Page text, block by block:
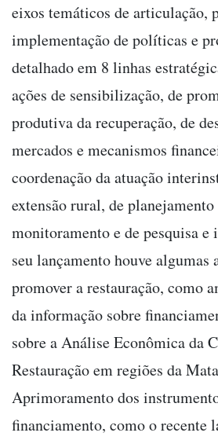
eixos temáticos de articulação,
implementação de políticas e
detalhado em 8 linhas
ações de sensibilização, de
produtiva da recuperação, de
mercados e mecanismos
coordenação da atuação
extensão rural, de
monitoramento e de pesquisa e
seu lançamento houve algumas
promover a restauração, como
da informação sobre
sobre a Análise Econômica da
Restauração em regiões da
Aprimoramento dos
financiamento, como o recente